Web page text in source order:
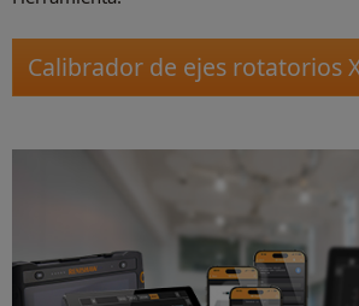
Calibrador de ejes rotatorios